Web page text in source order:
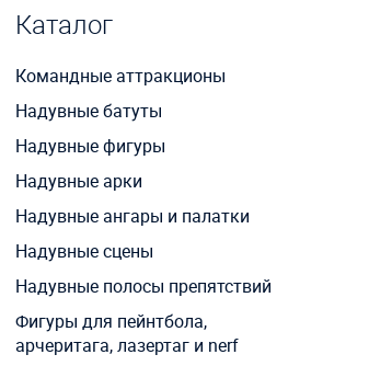
Каталог
Командные аттракционы
Надувные батуты
Надувные фигуры
Надувные арки
Надувные ангары и палатки
Надувные сцены
Надувные полосы препятствий
Фигуры для пейнтбола,
арчеритага, лазертаг и nerf